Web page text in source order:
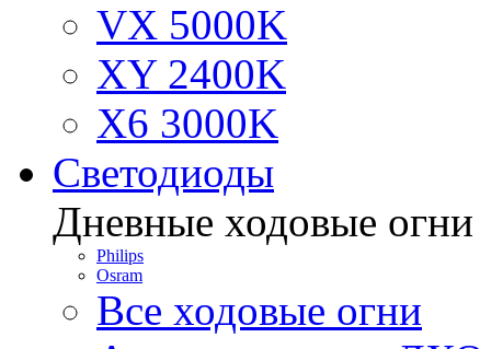
VX 5000K
XY 2400K
X6 3000K
Светодиоды
Дневные ходовые огни
Philips
Osram
Все ходовые огни